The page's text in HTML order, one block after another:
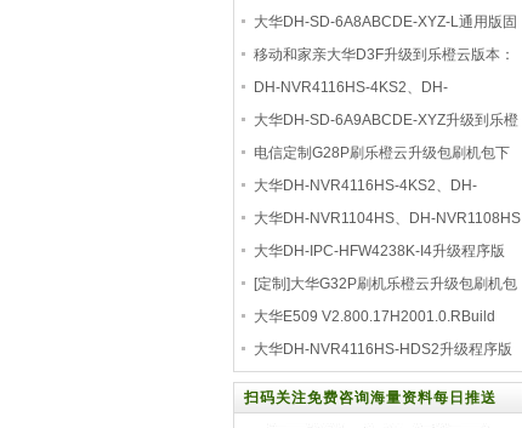
固件升级包
大华DH-SD-6A8ABCDE-XYZ-L通用版固
件升级包乐橙V2.8
移动和家亲大华D3F升级到乐橙云版本：
V2.800.00
DH-NVR4116HS-4KS2、DH-
NVR4116HS-HDS2版本号：
4.000.00000
大华DH-SD-6A9ABCDE-XYZ升级到乐橙
云V2.810.0000000.4.R
电信定制G28P刷乐橙云升级包刷机包下
载
大华DH-NVR4116HS-4KS2、DH-
NVR4116HS-HDS2固件升级包版本
大华DH-NVR1104HS、DH-NVR1108HS
固件升级刷机包升级到
大华DH-IPC-HFW4238K-I4升级程序版
本：V2.680.0000000.
[定制]大华G32P刷机乐橙云升级包刷机包
大华E509 V2.800.17H2001.0.RBuild
Date 20221122
大华DH-NVR4116HS-HDS2升级程序版
本号：V4.001.000000
扫码关注免费咨询海量资料每日推送